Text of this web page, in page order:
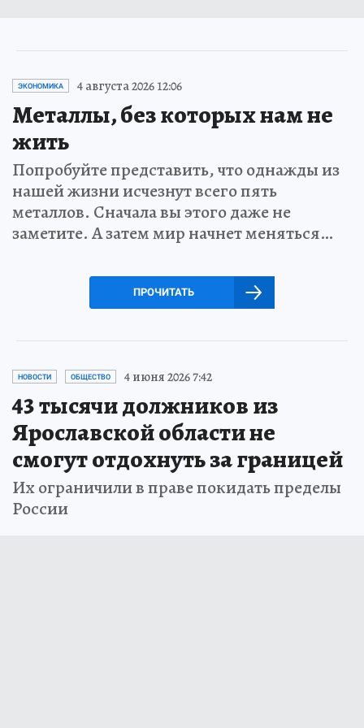
ЭКОНОМИКА 4 августа 2026 12:06
Металлы, без которых нам не
жить
Попробуйте представить, что однажды из
нашей жизни исчезнут всего пять
металлов. Сначала вы этого даже не
заметите. А затем мир начнет меняться…
ПРОЧИТАТЬ
НОВОСТИ ОБЩЕСТВО 4 июня 2026 7:42
43 тысячи должников из
Ярославской области не
смогут отдохнуть за границей
Их ограничили в праве покидать пределы
России